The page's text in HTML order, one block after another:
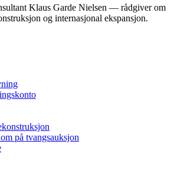
Klaus Garde Nielsen — rådgiver om
og internasjonal ekspansjon.
på tvangsauksjon